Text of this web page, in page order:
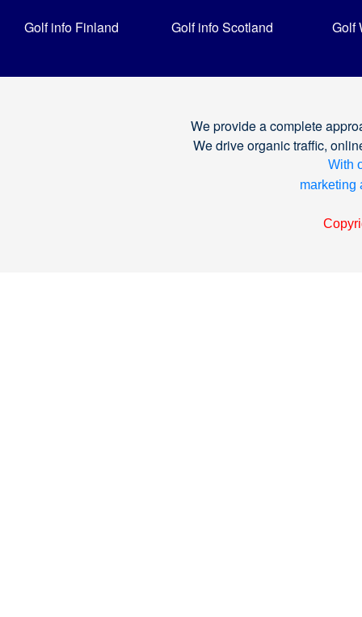
Golf info Finland Golf info Scotland Golf
We provide a complete
We drive organic traffic,
With
marketing